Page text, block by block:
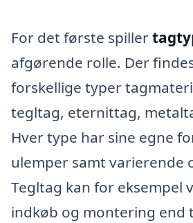
For det første spiller
afgørende rolle. Der
forskellige typer
tegltag, eternittag,
Hver type har sine egne
ulemper samt varierende
Tegltag kan for eksempel
indkøb og montering end